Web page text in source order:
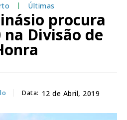
Últimas
procura
na Divisão de
Data: 12 de Abril, 2019